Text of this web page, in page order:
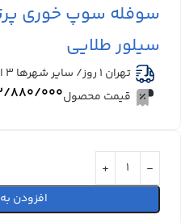
سوفله سوپ خوری
سیلور طلایی
تهران 1 روز/ سایر شهرها ۳ الی ۴ روز کاری
قیمت محصول۲۲/۸۸۰/
افزودن